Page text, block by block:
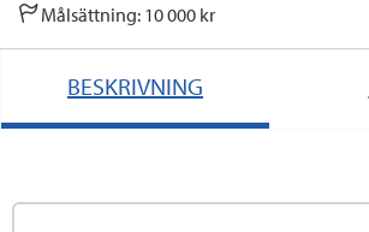
Målsättning: 10 000 kr
BESKRIVNING